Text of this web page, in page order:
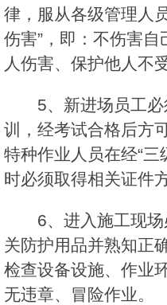
律，服从各级管理人
伤害”，即：不伤害
人伤害、保护他人不
5、新进场员工
训，经考试合格后方
特种作业人员在经“三
时必须取得相关证件
6、进入施工现
关防护用品并熟知正
检查设备设施、作业
无违章、冒险作业。